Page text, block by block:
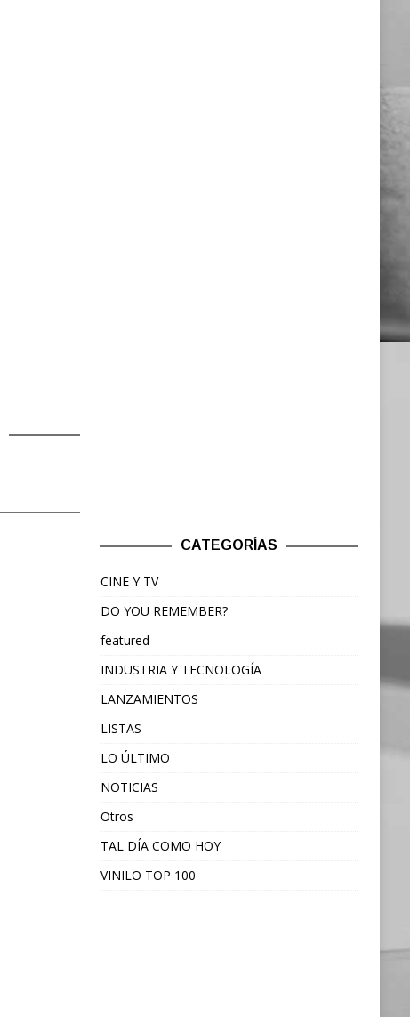
CATEGORÍAS
CINE Y TV
DO YOU REMEMBER?
featured
INDUSTRIA Y TECNOLOGÍA
LANZAMIENTOS
LISTAS
LO ÚLTIMO
NOTICIAS
Otros
TAL DÍA COMO HOY
VINILO TOP 100